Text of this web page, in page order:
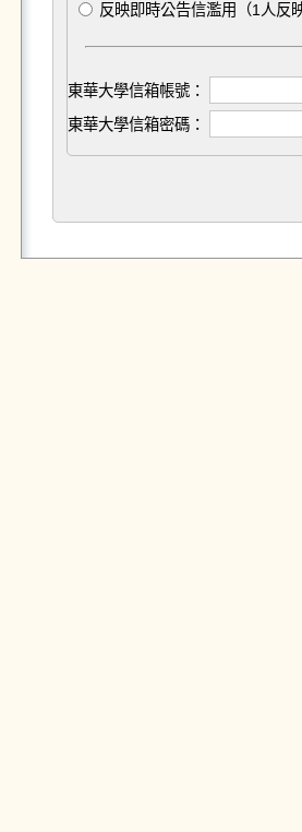
反映即時公告信濫用（1人反
東華大學信箱帳號：
東華大學信箱密碼：